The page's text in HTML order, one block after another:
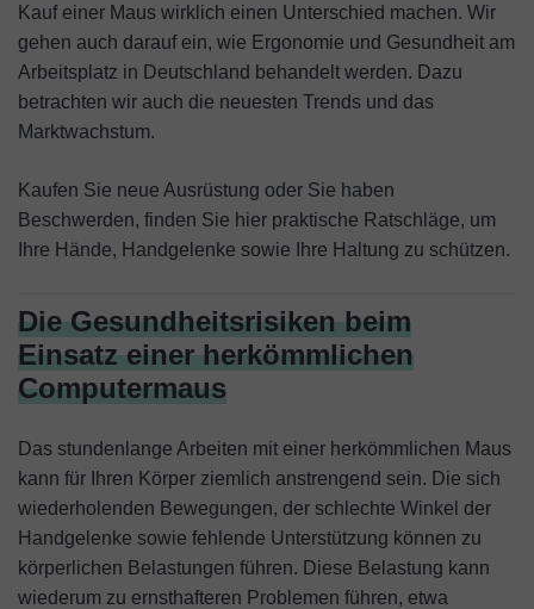
Kauf einer Maus wirklich einen Unterschied machen. Wir
gehen auch darauf ein, wie Ergonomie und Gesundheit am
Arbeitsplatz in Deutschland behandelt werden. Dazu
betrachten wir auch die neuesten Trends und das
Marktwachstum.
Kaufen Sie neue Ausrüstung oder Sie haben
Beschwerden, finden Sie hier praktische Ratschläge, um
Ihre Hände, Handgelenke sowie Ihre Haltung zu schützen.
Die Gesundheitsrisiken beim
Einsatz einer herkömmlichen
Computermaus
Das stundenlange Arbeiten mit einer herkömmlichen Maus
kann für Ihren Körper ziemlich anstrengend sein. Die sich
wiederholenden Bewegungen, der schlechte Winkel der
Handgelenke sowie fehlende Unterstützung können zu
körperlichen Belastungen führen. Diese Belastung kann
wiederum zu ernsthafteren Problemen führen, etwa